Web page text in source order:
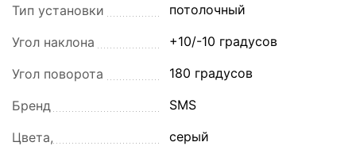
Тип установки потолочный
Угол наклона +10/-10 градусов
Угол поворота 180 градусов
Бренд SMS
Цвета,
серый